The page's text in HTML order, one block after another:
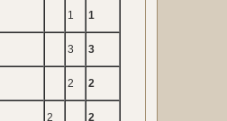
1 1
3 3
2 2
2 2